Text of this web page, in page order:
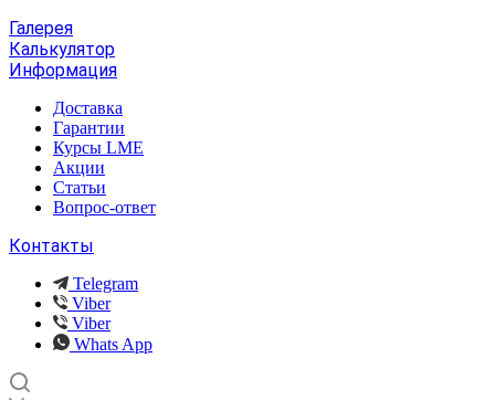
Галерея
Калькулятор
Информация
Доставка
Гарантии
Курсы LME
Акции
Статьи
Вопрос-ответ
Контакты
Telegram
Viber
Viber
Whats App